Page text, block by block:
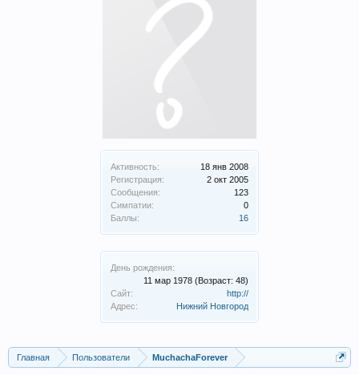
Активность:
18 янв 2008
Регистрация:
2 окт 2005
Сообщения:
123
Симпатии:
0
Баллы:
16
День рождения:
11 мар 1978 (Возраст: 48)
Сайт:
http://
Адрес:
Нижний Новгород
Главная Пользователи MuchachaForever